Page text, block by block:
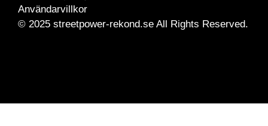
© 2025 streetpower-rekond.se All Rights Reserved.
Användarvillkor